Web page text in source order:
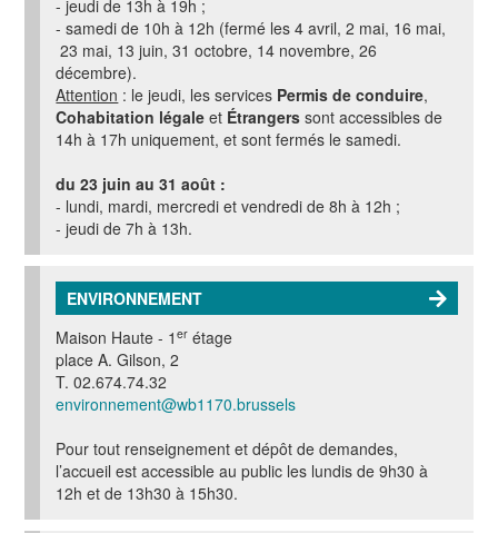
- jeudi de 13h à 19h ;
- samedi de 10h à 12h (fermé les 4 avril, 2 mai, 16 mai,
23 mai, 13 juin, 31 octobre, 14 novembre, 26
décembre).
Attention : le jeudi, les services Permis de conduire,
Cohabitation légale et Étrangers sont accessibles de
14h à 17h uniquement, et sont fermés le samedi.
du 23 juin au 31 août :
- lundi, mardi, mercredi et vendredi de 8h à 12h ;
- jeudi de 7h à 13h.
ENVIRONNEMENT
Maison Haute - 1er étage
place A. Gilson, 2
T. 02.674.74.32
environnement@wb1170.brussels
Pour tout renseignement et dépôt de demandes,
l’accueil est accessible au public les lundis de 9h30 à
12h et de 13h30 à 15h30.